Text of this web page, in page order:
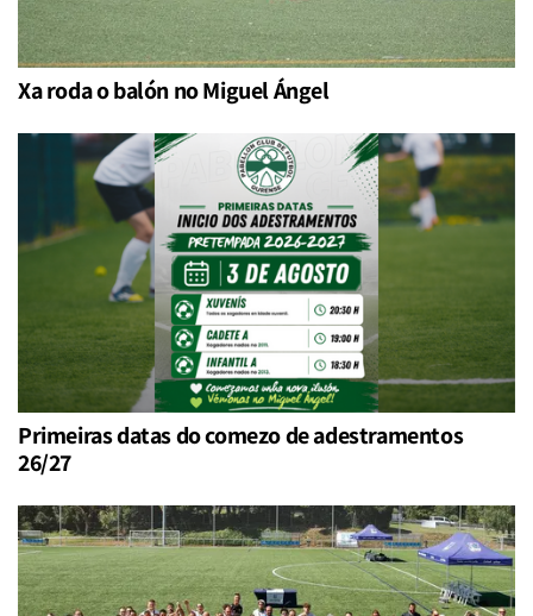
Xa roda o balón no Miguel Ángel
Primeiras datas do comezo de adestramentos
26/27